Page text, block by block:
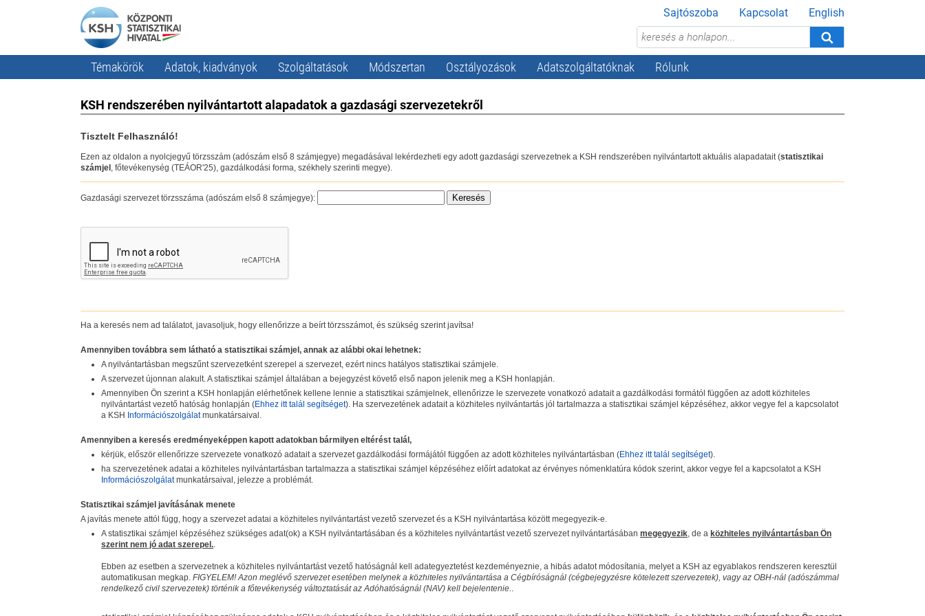
Sajtószoba Kapcsolat English
Témakörök Adatok, kiadványok Szolgáltatások Módszertan Osztályozások Adatszolgáltatóknak Rólunk
KSH rendszerében nyilvántartott alapadatok a gazdasági szervezetekről